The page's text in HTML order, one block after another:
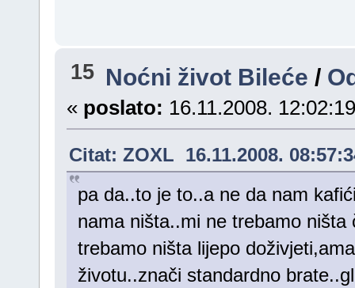
15 Noćni život Bileće /
« poslato: 16.11.2008.
Citat: ZOXL 16.11.2008.
pa da..to je to..a ne da nam
nama ništa..mi ne trebamo
trebamo ništa lijepo
životu..znači standardno